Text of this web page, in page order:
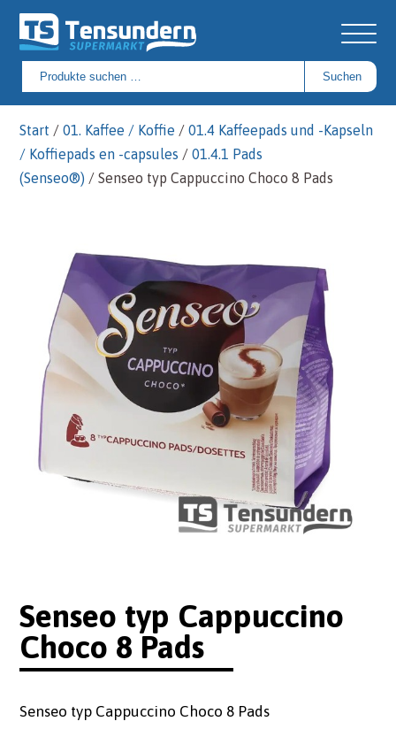
Suchen
nach:
Suchen
Start /01. Kaffee / Koffie /01.4 Kaffeepads und -Kapseln
/ Koffiepads en -capsules /01.4.1 Pads
(Senseo®) / Senseo typ Cappuccino Choco 8 Pads
Senseo typ Cappuccino
Choco 8 Pads
Senseo typ Cappuccino Choco 8 Pads